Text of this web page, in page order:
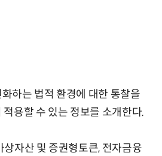
하는 법적 환경에 대한 통찰을
용할 수 있는 정보를 소개한다.
자산 및 증권형토큰, 전자금융